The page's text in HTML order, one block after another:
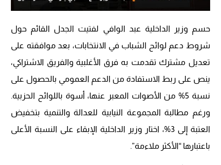
حسم وزير الداخلية عبد الوافي لفتيت الجدل القائم حول
شروط دعم لوائح الشباب في الانتخابات، بعد موافقته على
تعديل مشترك تقدمت به فرق الأغلبية والفريق الاشتراكي،
ينص على ربط الاستفادة من الدعم العمومي بالحصول على
نسبة 5% من الأصوات المعبر عنها، أسوة باللوائح الحزبية.
ورغم مطالبة المجموعة النيابية للعدالة والتنمية بتخفيض
العتبة إلى 3%، اختار وزير الداخلية الإبقاء على النسبة الأعلى
باعتبارها “الأكثر ملاءمة”.